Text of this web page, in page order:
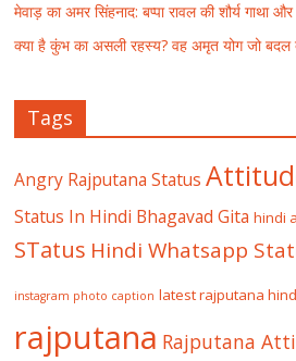
मेवाड़ का अमर सिंहनाद: बप्पा रावल की शौर्य गाथा
क्या है कुंभ का असली रहस्य? वह अमृत योग जो बदल
Tags
Angry Rajputana Status
Status In Hindi Bhagavad Gita hindi
STatus Hindi Whatsapp
instagram photo caption latest rajputana
rajputana Rajputana